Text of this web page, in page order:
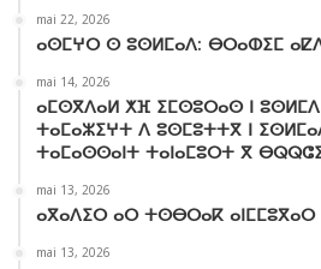
mai 22, 2026
ⴰⵙⵎⵖⵔ ⵙ ⵓⵙⵍⵎⴰⴷ: ⴱⵔⴰⵀⵉⵎ
mai 14, 2026
ⴰⵎⵙⴳⴷⴰⵍ ⵅⴼ ⵉⵎⵙⵓⵔⴰⵙ ⵏ
ⵜⴰⵎⴰⵣⵉⵖⵜ ⴷ ⵓⵙⵎⵓⵜⵜⴳ ⵏ
ⵜⴰⵎⴰⵙⵙⴰⵏⵜ ⵜⴰⵏⴰⵎⵓⵔⵜ ⴳ
mai 13, 2026
ⴰⴳⴰⴷⵉⵔ ⴰⵔ ⵜⵙⴱⵔⴰⴽ ⴰⵏⵎⵎⵓⴳⴰⵔ
mai 13, 2026